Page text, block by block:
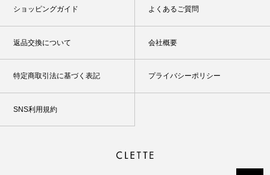
ショッピングガイド よくあるご質問
返品交換について 会社概要
特定商取引法に基づく表記 プライバシーポリシー
SNS利用規約